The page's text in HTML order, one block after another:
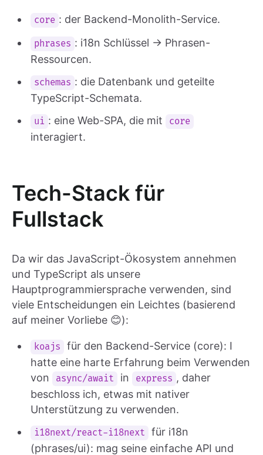
core : der Backend-Monolith-Service.
phrases : i18n Schlüssel → Phrasen-
Ressourcen.
schemas : die Datenbank und geteilte
TypeScript-Schemata.
ui : eine Web-SPA, die mit core
interagiert.
Tech-Stack für
Fullstack
Da wir das JavaScript-Ökosystem annehmen
und TypeScript als unsere
Hauptprogrammiersprache verwenden, sind
viele Entscheidungen ein Leichtes (basierend
auf meiner Vorliebe 😊):
koajs
für den Backend-Service (core): I
hatte eine harte Erfahrung beim Verwenden
von
async/await in express , daher
beschloss ich, etwas mit nativer
Unterstützung zu verwenden.
i18next/react-i18next
für i18n
(phrases/ui): mag seine einfache API und